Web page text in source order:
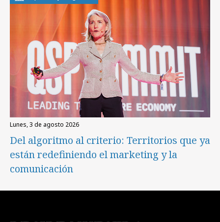
lunes, 3 de agosto 2026
Del algoritmo al criterio: Territorios que ya
están redefiniendo el marketing y la
comunicación